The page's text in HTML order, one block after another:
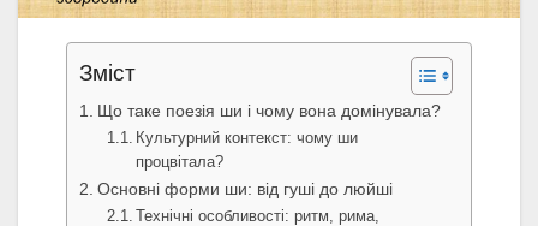
Зміст
Що таке поезія ши і чому вона домінувала?
Культурний контекст: чому ши
процвітала?
Основні форми ши: від гуші до люйші
Технічні особливості: ритм, рима,